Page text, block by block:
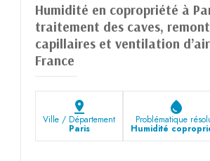
Humidité en copropriété à
traitement des caves,
capillaires et ventilation
France
pin_drop
Ville / Département
Paris
water_drop
Problématique
Humidité